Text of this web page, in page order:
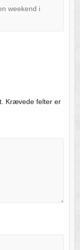
weekend i
Krævede felter er